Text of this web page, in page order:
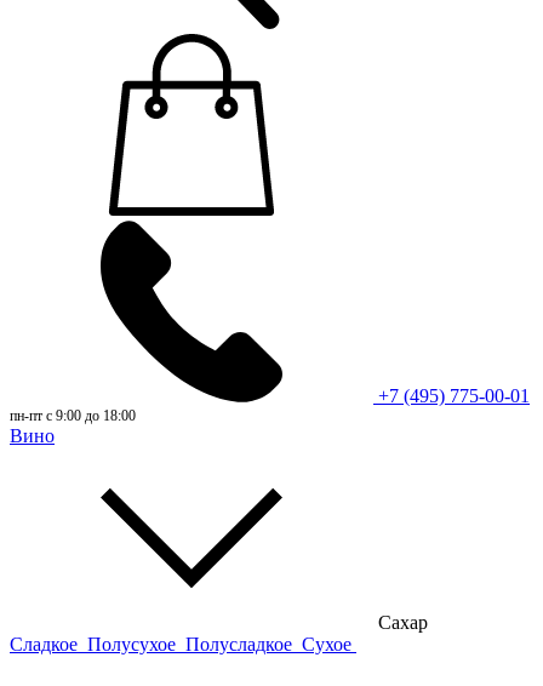
+7 (495) 775-00-01
пн-пт с 9:00 до 18:00
Вино
Сахар
Сладкое Полусухое Полусладкое Сухое